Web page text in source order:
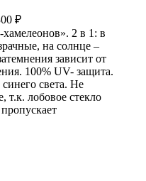
₽
2 в 1: в
на солнце –
зависит от
100% UV- защита.
света. Не
лобовое стекло